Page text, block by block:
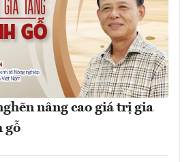
nâng cao giá trị gia
gỗ